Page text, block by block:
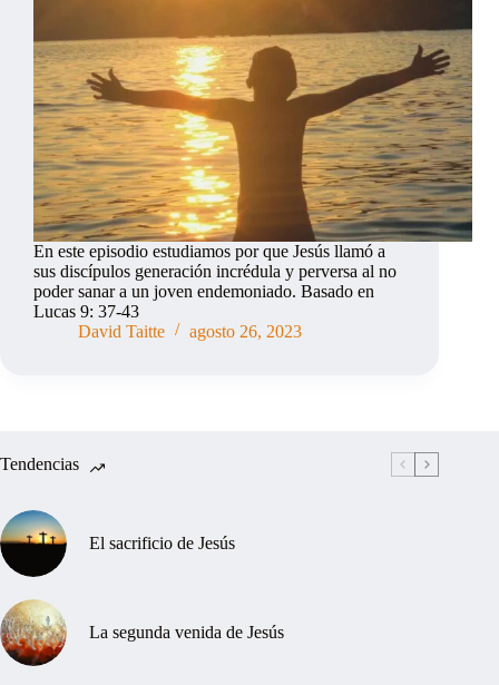
En este episodio estudiamos por que Jesús llamó a
sus discípulos generación incrédula y perversa al no
poder sanar a un joven endemoniado. Basado en
Lucas 9: 37-43
David Taitte
agosto 26, 2023
Tendencias
El sacrificio de Jesús
La segunda venida de Jesús